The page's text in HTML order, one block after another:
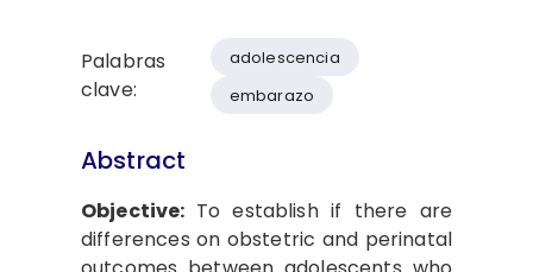
Palabras
clave:
adolescencia
embarazo
Abstract
Objective: To establish if there are
differences on obstetric and perinatal